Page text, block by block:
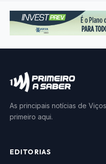
As principais notícias de
primeiro aqui.
EDITORIAS